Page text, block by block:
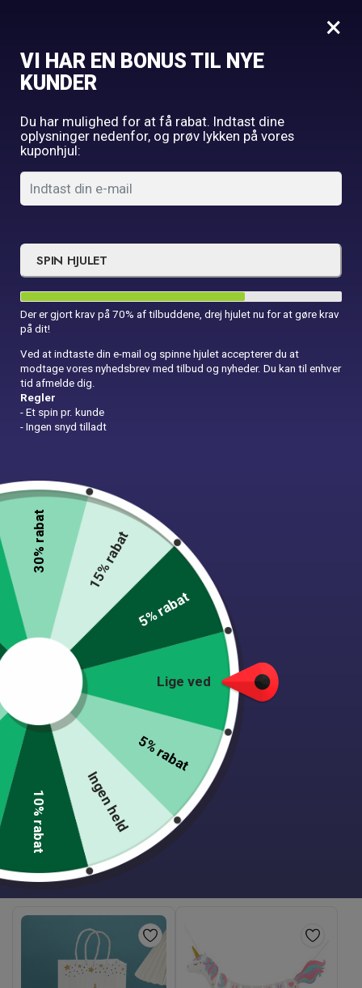
Udforsk vores spændende
udvalg
Bestil inden kl. 16 og få leveret næste hverdag.
Forside Børnefødselsdag
In Stock
Tilføj til kurv
1-2 dages levering
In Stock
Cirkus fest hat
39,00
kr.
Tilføj til kurv
1-2 dages levering
In Stock
Enhjørning
borddækningssæt
99,00
×
VI HAR EN BONUS TIL NYE
KUNDER
Du har mulighed for at få rabat. Indtast dine
oplysninger nedenfor, og prøv lykken på vores
kuponhjul:
SPIN HJULET
Der er gjort krav på 70% af tilbuddene, drej hjulet nu for at gøre krav
på dit!
Ved at indtaste din e-mail og spinne hjulet accepterer du at
modtage vores nyhedsbrev med tilbud og nyheder. Du kan til enhver
tid afmelde dig.
Regler
- Et spin pr. kunde
- Ingen snyd tilladt
Lige ved
5% rabat
Ingen held
10% rabat
30% rabat 15% rabat
5% rabat